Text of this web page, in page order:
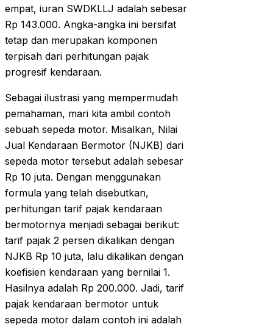
empat, iuran SWDKLLJ adalah sebesar
Rp 143.000. Angka-angka ini bersifat
tetap dan merupakan komponen
terpisah dari perhitungan pajak
progresif kendaraan.
Sebagai ilustrasi yang mempermudah
pemahaman, mari kita ambil contoh
sebuah sepeda motor. Misalkan, Nilai
Jual Kendaraan Bermotor (NJKB) dari
sepeda motor tersebut adalah sebesar
Rp 10 juta. Dengan menggunakan
formula yang telah disebutkan,
perhitungan tarif pajak kendaraan
bermotornya menjadi sebagai berikut:
tarif pajak 2 persen dikalikan dengan
NJKB Rp 10 juta, lalu dikalikan dengan
koefisien kendaraan yang bernilai 1.
Hasilnya adalah Rp 200.000. Jadi, tarif
pajak kendaraan bermotor untuk
sepeda motor dalam contoh ini adalah